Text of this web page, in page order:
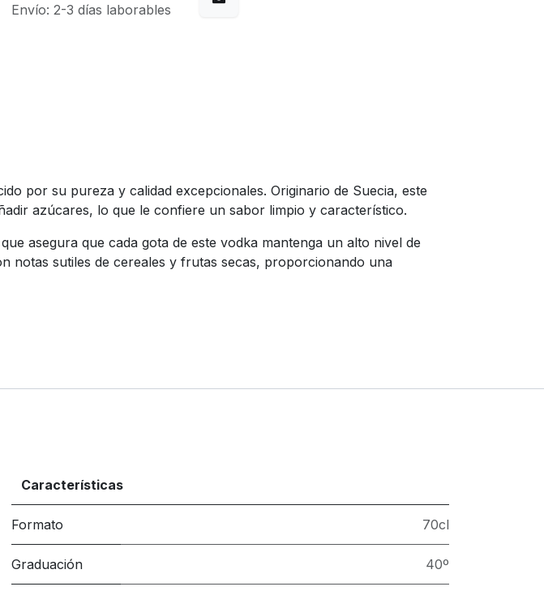
Envío: 2-3 días laborables
por su pureza y calidad excepcionales. Originario de Suecia, este
azúcares, lo que le confiere un sabor limpio y característico.
asegura que cada gota de este vodka mantenga un alto nivel de
notas sutiles de cereales y frutas secas, proporcionando una
Características
Formato 70cl
Graduación 40º